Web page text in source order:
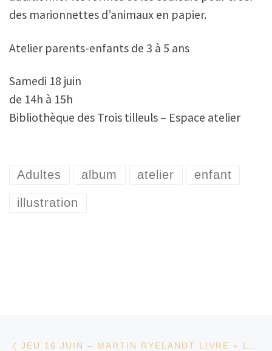
des marionnettes d’animaux en papier.
Atelier parents-enfants de 3 à 5 ans
Samedi 18 juin
de 14h à 15h
Bibliothèque des Trois tilleuls – Espace atelier
Adultes album atelier enfant
illustration